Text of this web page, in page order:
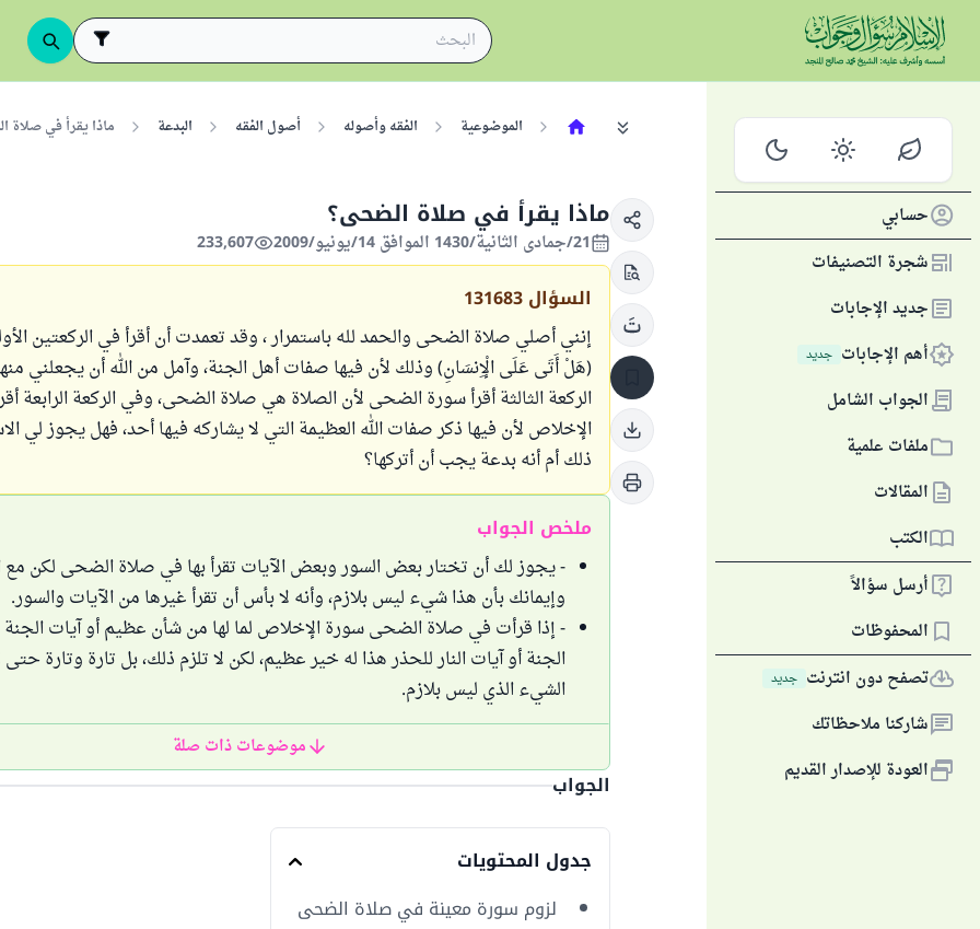
حسابي
شجرة التصنيفات
جديد الإجابات
أهم الإجابات جديد
الجواب الشامل
ملفات علمية
المقالات
الكتب
أرسل سؤالاً
المحفوظات
تصفح دون انترنت جديد
شاركنا ملاحظاتك
العودة للإصدار القديم
الموضوعية الفقه وأصوله أصول الفقه البدعة ماذا يقرأ في
ماذا يقرأ في صلاة الضحى؟
21/جمادى الثانية/1430 الموافق 14/يونيو/2009 233,607
السؤال 131683
إنني أصلي صلاة الضحى والحمد لله باستمرار ، وقد تعمدت أن أقرأ في الركعتين
(هَلْ أَتَى عَلَى الْإِنسَانِ) وذلك لأن فيها صفات أهل الجنة، وآمل من الله أن يجعلني
الركعة الثالثة أقرأ سورة الضحى لأن الصلاة هي صلاة الضحى، وفي الركعة الرابعة
الإخلاص لأن فيها ذكر صفات الله العظيمة التي لا يشاركه فيها أحد، فهل يجوز لي
ذلك أم أنه بدعة يجب أن أتركها؟
ملخص الجواب
- يجوز لك أن تختار بعض السور وبعض الآيات تقرأ بها في صلاة الضحى لكن مع
وإيمانك بأن هذا شيء ليس بلازم، وأنه لا بأس أن تقرأ غيرها من الآيات والسور.
- إذا قرأت في صلاة الضحى سورة الإخلاص لما لها من شأن عظيم أو آيات
الجنة أو آيات النار للحذر هذا له خير عظيم، لكن لا تلزم ذلك، بل تارة وتارة حتى
الشيء الذي ليس بلازم.
موضوعات ذات صلة
الجواب
جدول المحتويات
لزوم سورة معينة في صلاة الضحى